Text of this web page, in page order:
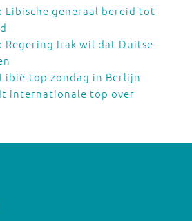
Libische generaal bereid tot
Regering Irak wil dat Duitse
top zondag in Berlijn
internationale top over